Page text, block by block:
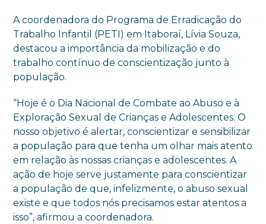
A coordenadora do Programa de Erradicação do
Trabalho Infantil (PETI) em Itaboraí, Lívia Souza,
destacou a importância da mobilização e do
trabalho contínuo de conscientização junto à
população.
“Hoje é o Dia Nacional de Combate ao Abuso e à
Exploração Sexual de Crianças e Adolescentes. O
nosso objetivo é alertar, conscientizar e sensibilizar
a população para que tenha um olhar mais atento
em relação às nossas crianças e adolescentes. A
ação de hoje serve justamente para conscientizar
a população de que, infelizmente, o abuso sexual
existe e que todos nós precisamos estar atentos a
isso”, afirmou a coordenadora.